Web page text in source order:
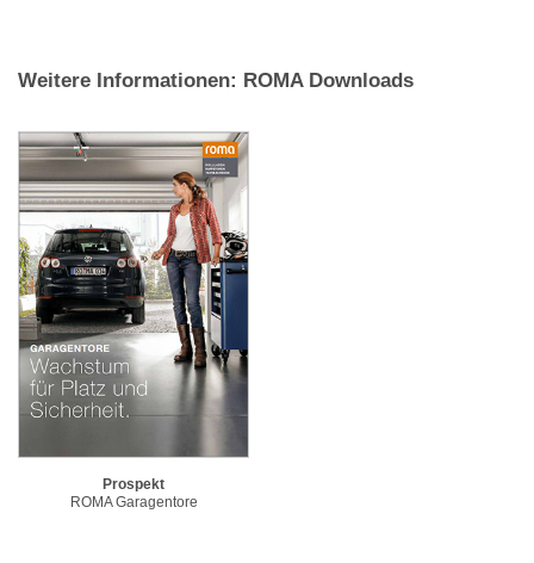
Weitere Informationen: ROMA Downloads
Prospekt
ROMA Garagentore